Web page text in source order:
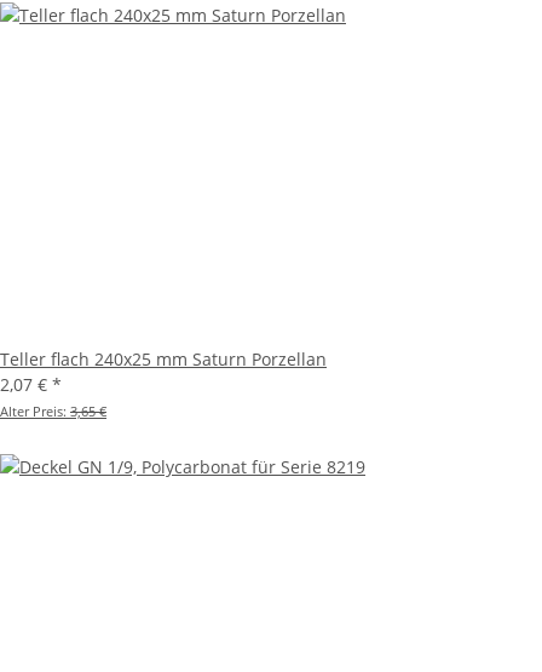
Teller flach 240x25 mm Saturn Porzellan
2,07 € *
Alter Preis: 3,65 €